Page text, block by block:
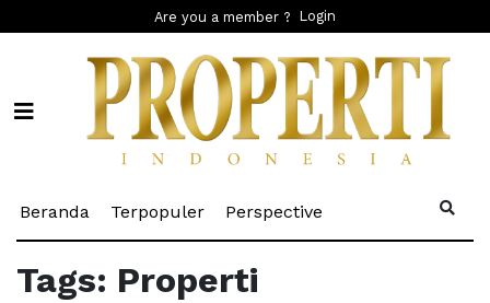
Are you a member ? Login
Beranda (current)
Terpopuler(current)
Perspective
Tags: Properti